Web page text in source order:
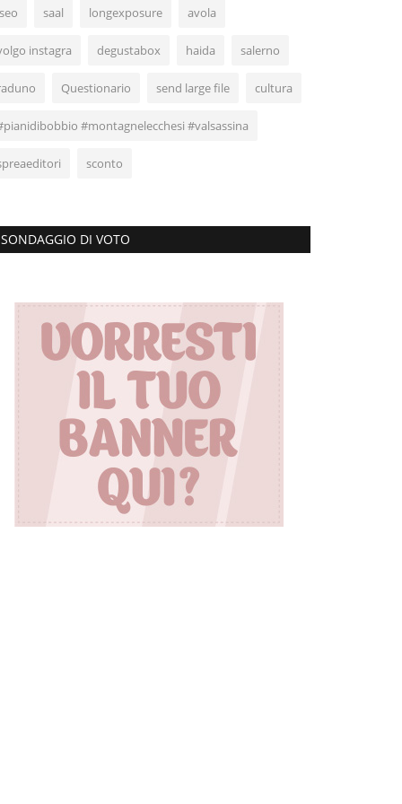
saal longexposure avola
instagra degustabox haida salerno
Questionario send large file cultura
#montagnelecchesi #valsassina
sconto
SONDAGGIO DI VOTO